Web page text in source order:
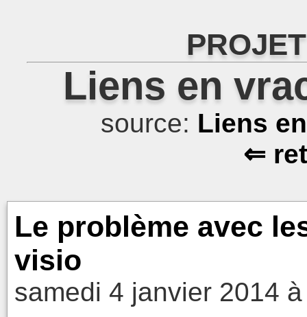
Liens en
source: Liens
⇐
Le problème avec
visio
samedi 4 janvier 2014